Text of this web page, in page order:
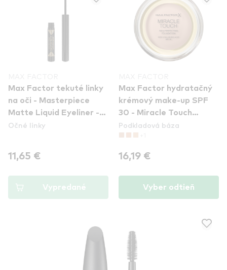
Max Factor tekuté linky
na oči - Masterpiece
Matte Liquid Eyeliner -
Black
Očné linky
11,65 €
Vypredané
Max Factor hydratačný
krémový make-up SPF
30 - Miracle Touch
Foundation - 070
Natural
Podkladová báza
16,19 €
Vyber odtieň